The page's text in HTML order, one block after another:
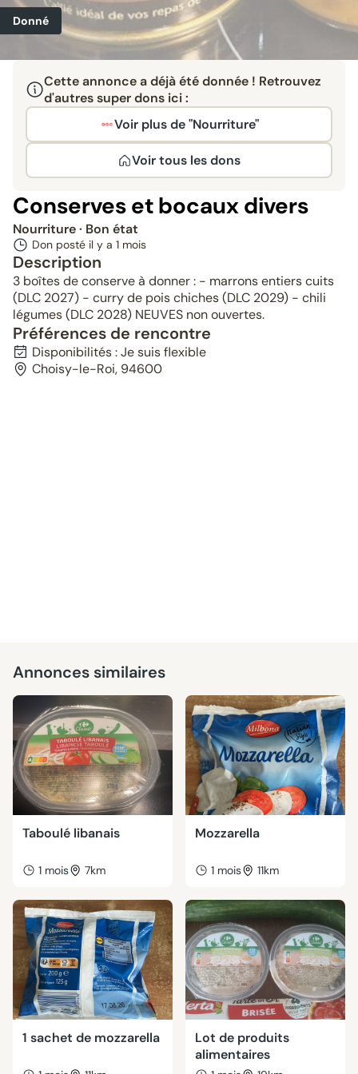
Donné
Cette annonce a déjà été donnée ! Retrouvez
d'autres super dons ici :
Voir plus de "Nourriture"
Voir tous les dons
Conserves et bocaux divers
Nourriture· Bon état
Don posté il y a 1 mois
Description
3 boîtes de conserve à donner : - marrons entiers cuits
(DLC 2027) - curry de pois chiches (DLC 2029) - chili
légumes (DLC 2028) NEUVES non ouvertes.
Préférences de rencontre
Disponibilités : Je suis flexible
Choisy-le-Roi, 94600
Annonces similaires
Taboulé libanais
1 mois 7km
Mozzarella
1 mois 11km
1 sachet de mozzarella
Lot de produits
alimentaires